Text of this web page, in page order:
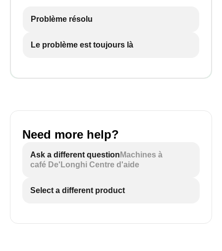
Problème résolu
Le problème est toujours là
Need more help?
Ask a different question Machines à
café De'Longhi Centre d'aide
Select a different product